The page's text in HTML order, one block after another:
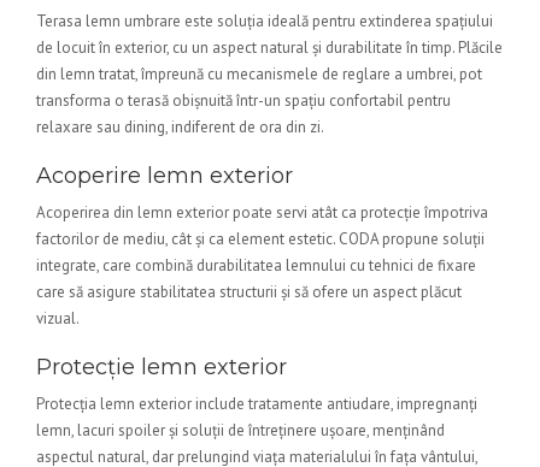
Terasa lemn umbrare este soluția ideală pentru extinderea spațiului
de locuit în exterior, cu un aspect natural și durabilitate în timp. Plăcile
din lemn tratat, împreună cu mecanismele de reglare a umbrei, pot
transforma o terasă obișnuită într-un spațiu confortabil pentru
relaxare sau dining, indiferent de ora din zi.
Acoperire lemn exterior
Acoperirea din lemn exterior poate servi atât ca protecție împotriva
factorilor de mediu, cât și ca element estetic. CODA propune soluții
integrate, care combină durabilitatea lemnului cu tehnici de fixare
care să asigure stabilitatea structurii și să ofere un aspect plăcut
vizual.
Protecție lemn exterior
Protecția lemn exterior include tratamente antiudare, impregnanți
lemn, lacuri spoiler și soluții de întreținere ușoare, menținând
aspectul natural, dar prelungind viața materialului în fața vântului,